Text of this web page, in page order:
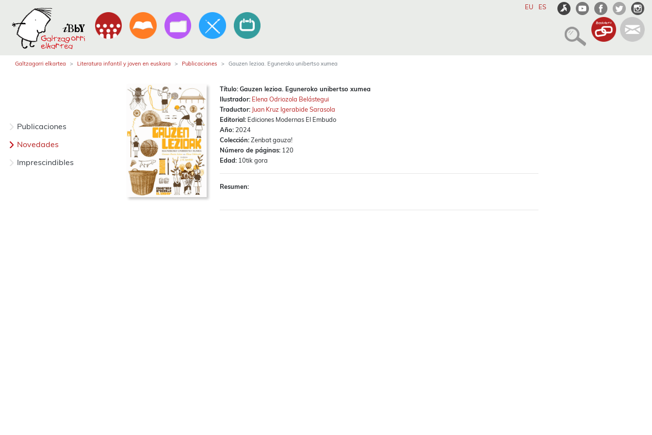
ES
EU
Galtzagorri elkartea Literatura infantil y joven en euskara Publicaciones Gauzen lezioa. Eguneroko unibertso xumea
Publicaciones
Novedades
Imprescindibles
Título:Gauzen lezioa. Eguneroko unibertso xumea
Ilustrador: Elena Odriozola Belástegui
Traductor: Juan Kruz Igerabide Sarasola
Editorial: Ediciones Modernas El Embudo
Año: 2024
Colección:Zenbat gauza!
Número de páginas: 120
Edad: 10tik gora
Resumen: